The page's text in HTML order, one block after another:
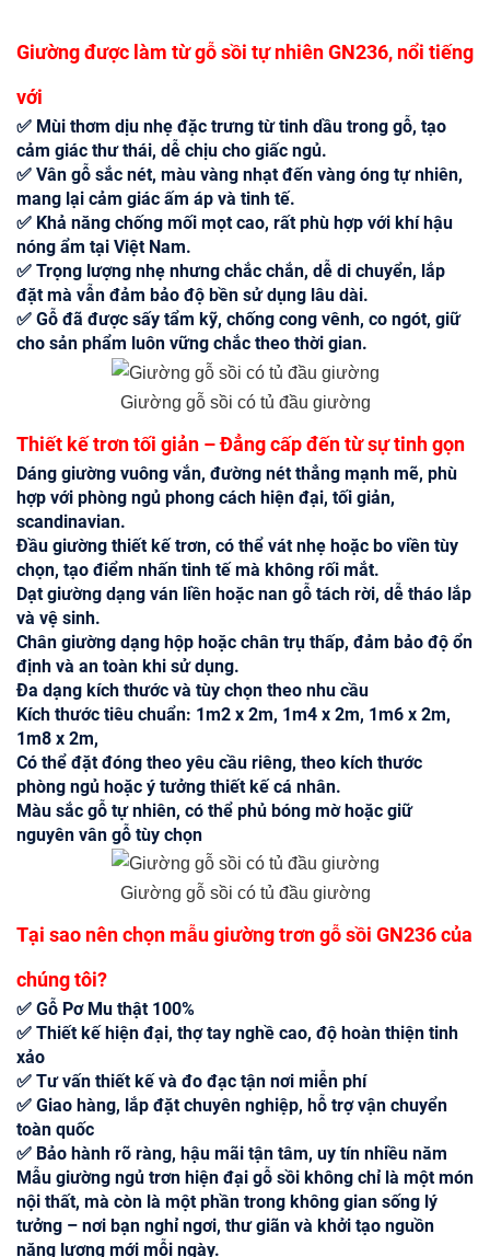
Giường được làm từ gỗ sồi tự nhiên GN236, nổi tiếng
với
✅ Mùi thơm dịu nhẹ đặc trưng từ tinh dầu trong gỗ, tạo
cảm giác thư thái, dễ chịu cho giấc ngủ.
✅ Vân gỗ sắc nét, màu vàng nhạt đến vàng óng tự nhiên,
mang lại cảm giác ấm áp và tinh tế.
✅ Khả năng chống mối mọt cao, rất phù hợp với khí hậu
nóng ẩm tại Việt Nam.
✅ Trọng lượng nhẹ nhưng chắc chắn, dễ di chuyển, lắp
đặt mà vẫn đảm bảo độ bền sử dụng lâu dài.
✅ Gỗ đã được sấy tẩm kỹ, chống cong vênh, co ngót, giữ
cho sản phẩm luôn vững chắc theo thời gian.
Giường gỗ sồi có tủ đầu giường
Thiết kế trơn tối giản – Đẳng cấp đến từ sự tinh gọn
Dáng giường vuông vắn, đường nét thẳng mạnh mẽ, phù
hợp với phòng ngủ phong cách hiện đại, tối giản,
scandinavian.
Đầu giường thiết kế trơn, có thể vát nhẹ hoặc bo viền tùy
chọn, tạo điểm nhấn tinh tế mà không rối mắt.
Dạt giường dạng ván liền hoặc nan gỗ tách rời, dễ tháo lắp
và vệ sinh.
Chân giường dạng hộp hoặc chân trụ thấp, đảm bảo độ ổn
định và an toàn khi sử dụng.
Đa dạng kích thước và tùy chọn theo nhu cầu
Kích thước tiêu chuẩn: 1m2 x 2m, 1m4 x 2m, 1m6 x 2m,
1m8 x 2m,
Có thể đặt đóng theo yêu cầu riêng, theo kích thước
phòng ngủ hoặc ý tưởng thiết kế cá nhân.
Màu sắc gỗ tự nhiên, có thể phủ bóng mờ hoặc giữ
nguyên vân gỗ tùy chọn
Giường gỗ sồi có tủ đầu giường
Tại sao nên chọn mẫu giường trơn gỗ sồi GN236 của
chúng tôi?
✅ Gỗ Pơ Mu thật 100%
✅ Thiết kế hiện đại, thợ tay nghề cao, độ hoàn thiện tinh
xảo
✅ Tư vấn thiết kế và đo đạc tận nơi miễn phí
✅ Giao hàng, lắp đặt chuyên nghiệp, hỗ trợ vận chuyển
toàn quốc
✅ Bảo hành rõ ràng, hậu mãi tận tâm, uy tín nhiều năm
Mẫu giường ngủ trơn hiện đại gỗ sồi không chỉ là một món
nội thất, mà còn là một phần trong không gian sống lý
tưởng – nơi bạn nghỉ ngơi, thư giãn và khởi tạo nguồn
năng lượng mới mỗi ngày.